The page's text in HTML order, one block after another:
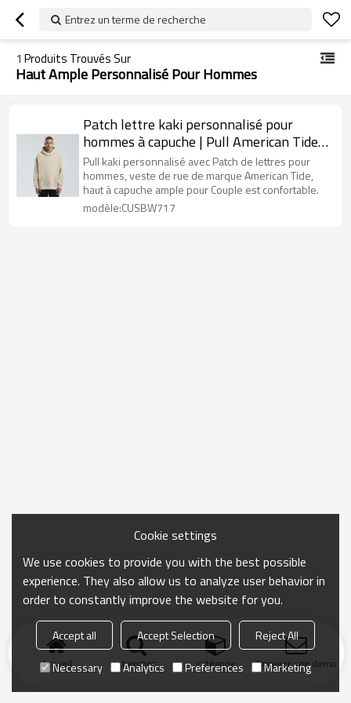
Entrez un terme de recherche
1 Produits Trouvés Sur
Haut Ample Personnalisé Pour Hommes
Patch lettre kaki personnalisé pour
hommes à capuche | Pull American Tide
Brand High Street Veste | Haut à capuche
ample pour couple
Pull kaki personnalisé avec Patch de lettres pour
hommes, veste de rue de marque American Tide,
haut à capuche ample pour Couple est confortable.
modèle:CUSBW717
Accueil chercher catégorie Envoyer une
Cookie settings
We use cookies to provide you with the best possible
experience. They also allow us to analyze user behavior in
order to constantly improve the website for you.
Accept all Accept Selection
Reject All
Necessary
Analytics Preferences Marketing